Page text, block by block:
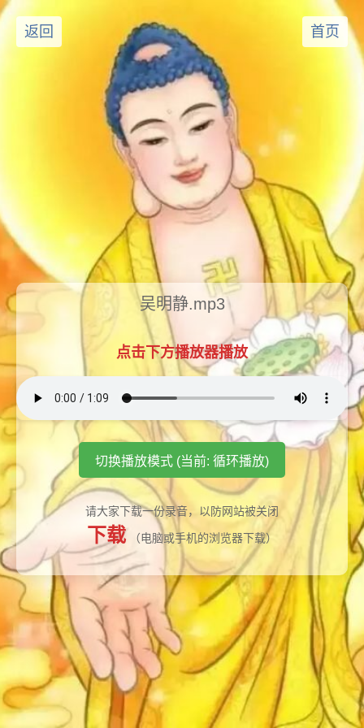
返回 首页
吴明静.mp3
点击下方播放器播放
切换播放模式 (当前: 循环播放)
请大家下载一份录音，以防网站被关闭
下载 （电脑或手机的浏览器下载）